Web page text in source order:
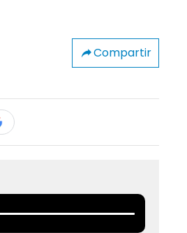
Compartir